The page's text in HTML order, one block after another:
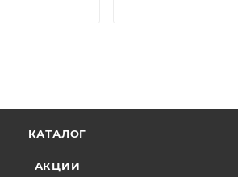
КАТАЛОГ
АКЦИИ